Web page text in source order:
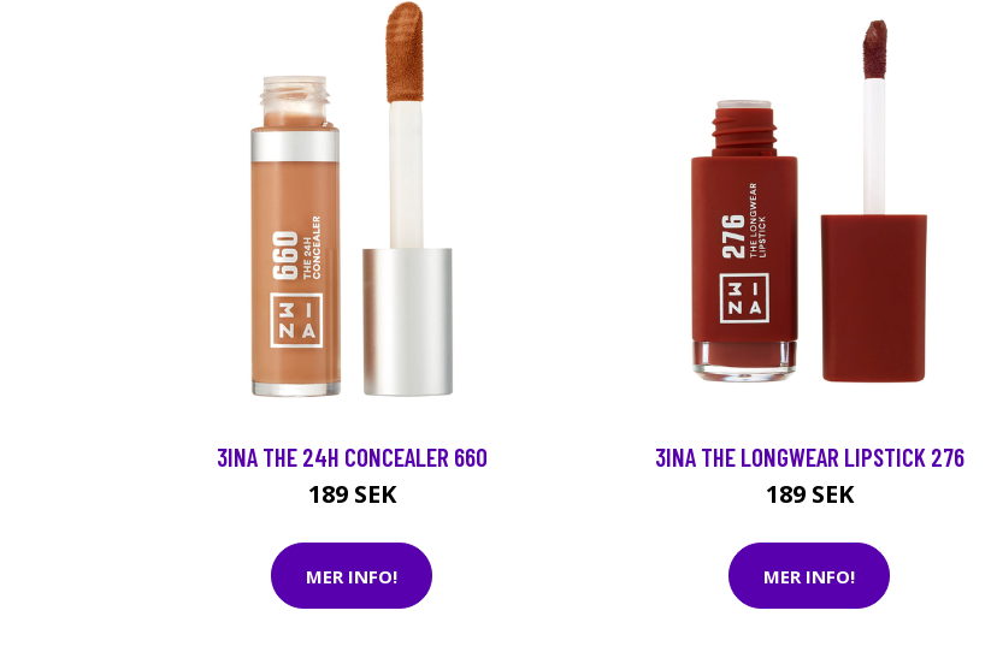
3INA THE 24H CONCEALER 660
189 SEK
MER INFO!
3INA THE LONGWEAR LIPSTICK 276
189 SEK
MER INFO!